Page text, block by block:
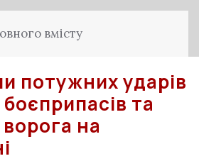
вмісту
потужних ударів
та
на